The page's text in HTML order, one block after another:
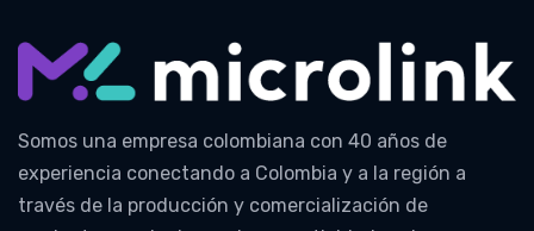
Somos una empresa colombiana con 40 años de
experiencia conectando a Colombia y a la región a
través de la producción y comercialización de